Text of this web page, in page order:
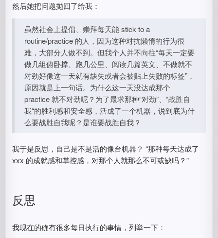
然后她把问题抛回了给我：
虽然社会上提倡、崇拜每天能 stick to a
routine/practice 的人，因为这种对抗懒惰的行为很
难，大部分人做不到。但我个人并不向往“每天一定要
做几组俯卧撑、跑几公里、阅读几篇英文、不做就不
对劲好像这一天就有缺失或者会被贴上失败的标签”，
原因就是上一句话。为什么这一天没达成那个
practice 就不对劲呢？为了最求那种“对劲”、“战胜自
我“的胜利感和安全感，活成了一个机器，说到底为什
么要战胜自我呢？是谁要战胜自我？
我于是反思，自己是不是活的像台机器？ “那种每天达成了
xxx 的成就感和掌控感，对那个人就那么不可或缺吗？”
反思
我现在的确有很多每日执行的事情，列举一下：